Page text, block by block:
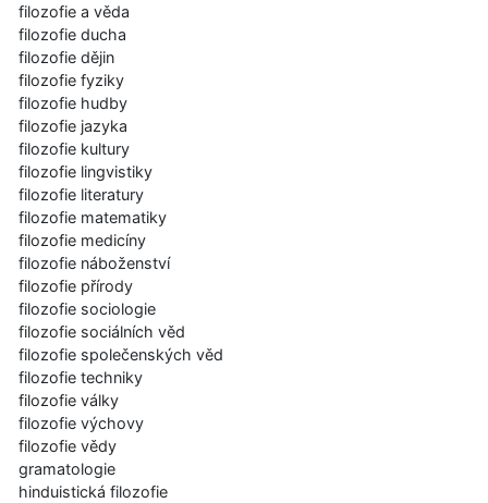
filozofie a věda
filozofie ducha
filozofie dějin
filozofie fyziky
filozofie hudby
filozofie jazyka
filozofie kultury
filozofie lingvistiky
filozofie literatury
filozofie matematiky
filozofie medicíny
filozofie náboženství
filozofie přírody
filozofie sociologie
filozofie sociálních věd
filozofie společenských věd
filozofie techniky
filozofie války
filozofie výchovy
filozofie vědy
gramatologie
hinduistická filozofie